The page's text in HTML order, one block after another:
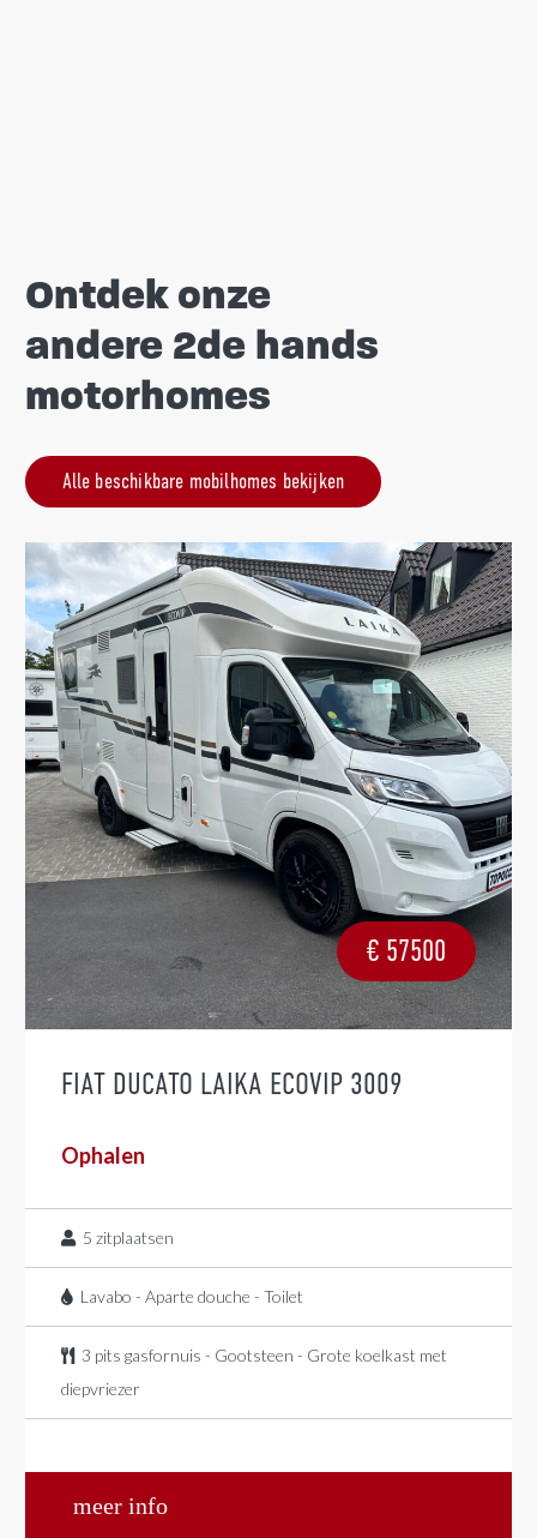
Ontdek onze
andere 2de hands
motorhomes
Alle beschikbare mobilhomes bekijken
€ 57500
FIAT DUCATO LAIKA ECOVIP 3009
Ophalen
5 zitplaatsen
Lavabo - Aparte douche - Toilet
3 pits gasfornuis - Gootsteen - Grote koelkast met
diepvriezer
meer info